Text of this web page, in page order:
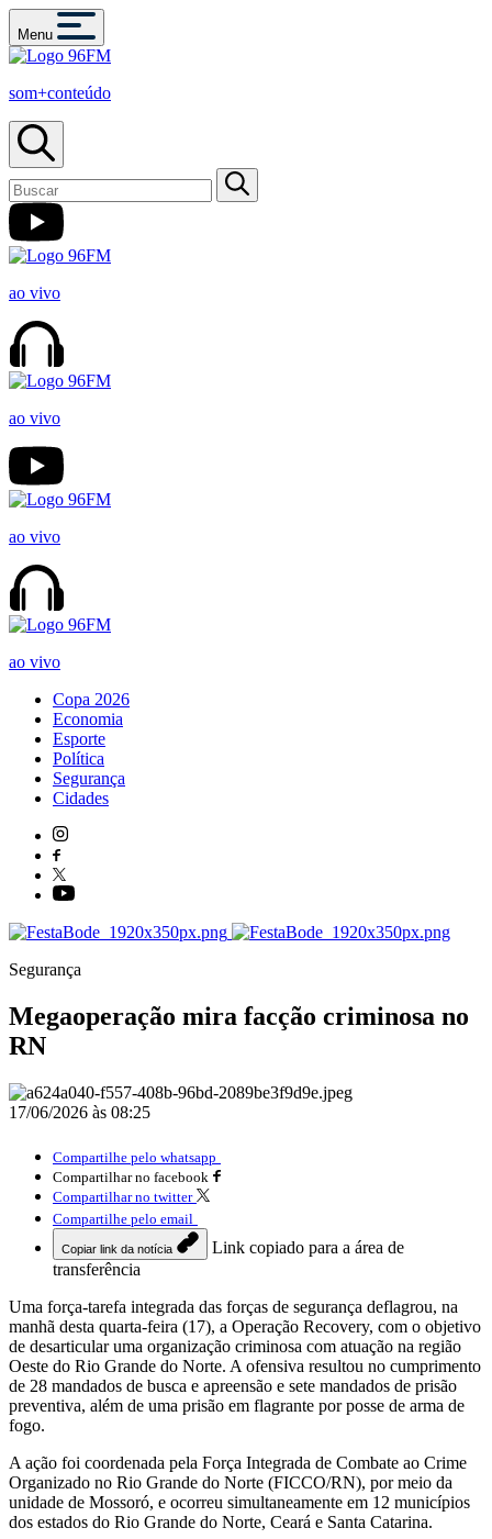
Menu
som+conteúdo
ao vivo
ao vivo
ao vivo
ao vivo
Copa 2026
Economia
Esporte
Política
Segurança
Cidades
Segurança
Megaoperação mira facção criminosa no
RN
17/06/2026 às 08:25
Compartilhe pelo whatsapp
Compartilhar no facebook
Compartilhar no twitter
Compartilhe pelo email
Copiar link da notícia
Link copiado para a área de
transferência
Uma força-tarefa integrada das forças de segurança deflagrou, na
manhã desta quarta-feira (17), a Operação Recovery, com o objetivo
de desarticular uma organização criminosa com atuação na região
Oeste do Rio Grande do Norte. A ofensiva resultou no cumprimento
de 28 mandados de busca e apreensão e sete mandados de prisão
preventiva, além de uma prisão em flagrante por posse de arma de
fogo.
A ação foi coordenada pela Força Integrada de Combate ao Crime
Organizado no Rio Grande do Norte (FICCO/RN), por meio da
unidade de Mossoró, e ocorreu simultaneamente em 12 municípios
dos estados do Rio Grande do Norte, Ceará e Santa Catarina.